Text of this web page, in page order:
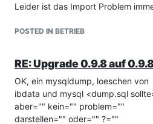
Leider ist das Import Problem
versucht zu erklären handelt es sich
von Anführungszeichen sowohl als
einfaches ' als auch als " .
Im konkreten Fall sind es
Verschiedene Software einträge
immer wieder neu angelegt werden:
sala's Terminal Server Patch 2.1
POSTED IN BETRIEB
RE: Upgrade 0.9.8 auf
OK, ein mysqldump, loeschen von
ibdata und mysql <dump.sql
aber="" kein="" problem=""
darstellen="" oder="" ?=""